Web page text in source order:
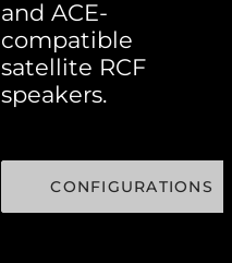
and ACE-
compatible
satellite RCF
speakers.
CONFIGURATIONS